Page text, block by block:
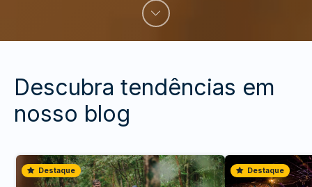
Descubra tendências em
nosso blog
Destaque Destaque